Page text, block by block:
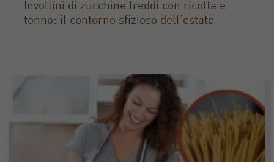
Involtini di zucchine freddi con ricotta e
tonno: il contorno sfizioso dell’estate